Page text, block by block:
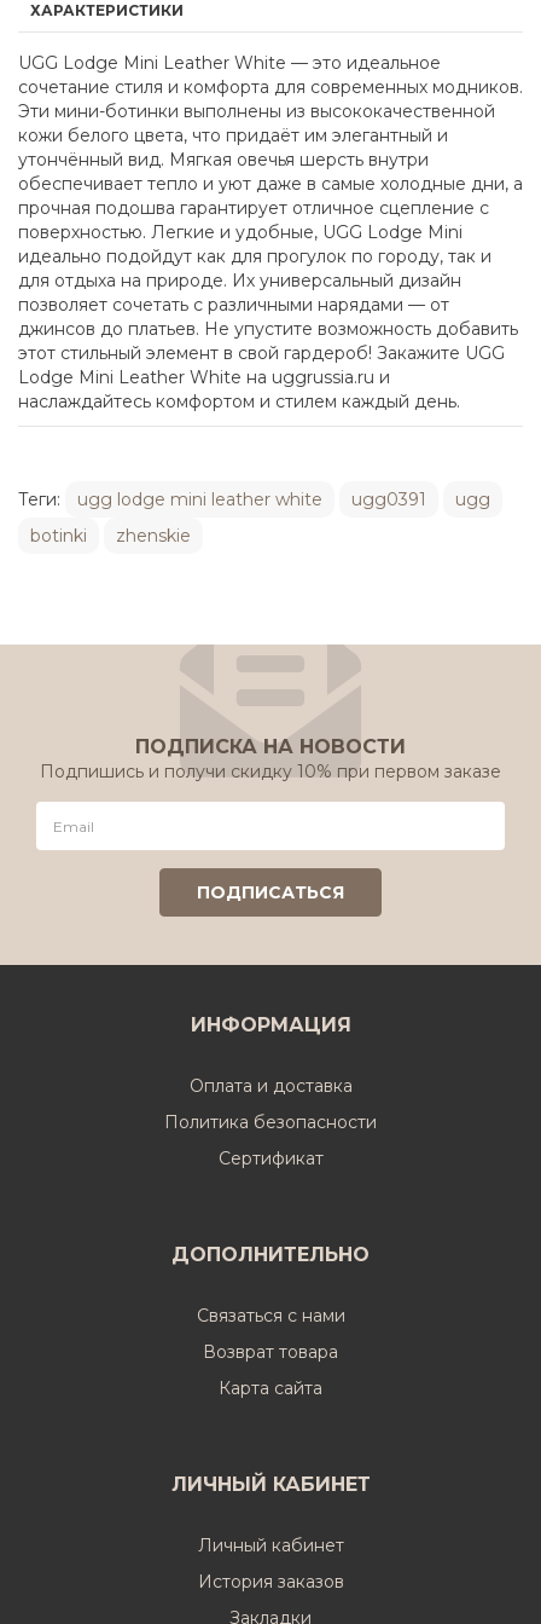
ХАРАКТЕРИСТИКИ
UGG Lodge Mini Leather White — это идеальное
сочетание стиля и комфорта для современных модников.
Эти мини-ботинки выполнены из высококачественной
кожи белого цвета, что придаёт им элегантный и
утончённый вид. Мягкая овечья шерсть внутри
обеспечивает тепло и уют даже в самые холодные дни, а
прочная подошва гарантирует отличное сцепление с
поверхностью. Легкие и удобные, UGG Lodge Mini
идеально подойдут как для прогулок по городу, так и
для отдыха на природе. Их универсальный дизайн
позволяет сочетать с различными нарядами — от
джинсов до платьев. Не упустите возможность добавить
этот стильный элемент в свой гардероб! Закажите UGG
Lodge Mini Leather White на uggrussia.ru и
наслаждайтесь комфортом и стилем каждый день.
Теги: ugg lodge mini leather white ugg0391
ugg
botinki
zhenskie
ПОДПИСКА НА НОВОСТИ
Подпишись и получи скидку 10% при первом заказе
ИНФОРМАЦИЯ
Оплата и доставка
Политика безопасности
Cертификат
ДОПОЛНИТЕЛЬНО
Связаться с нами
Возврат товара
Карта сайта
ЛИЧНЫЙ КАБИНЕТ
Личный кабинет
История заказов
Закладки